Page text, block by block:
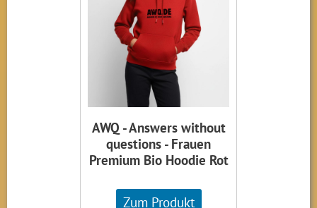
AWQ - Answers without
questions - Frauen
Premium Bio Hoodie Rot
Zum Produkt